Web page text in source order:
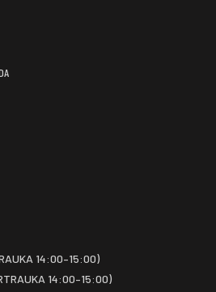
14:00–15:00)
14:00–15:00)